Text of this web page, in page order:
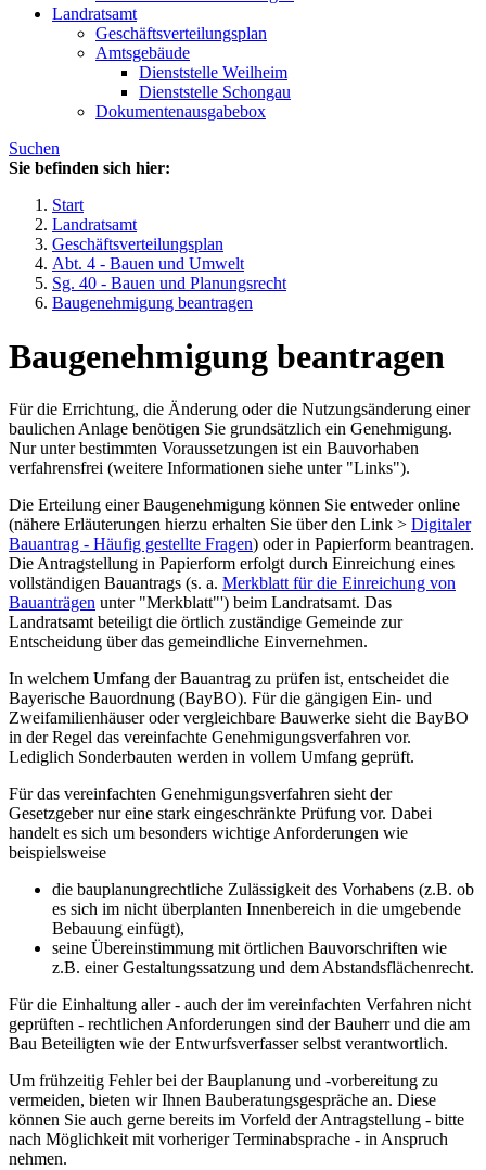
Landratsamt
Geschäftsverteilungsplan
Amtsgebäude
Dienststelle Weilheim
Dienststelle Schongau
Dokumentenausgabebox
Suchen
Sie befinden sich hier:
Start
Landratsamt
Geschäftsverteilungsplan
Abt. 4 - Bauen und Umwelt
Sg. 40 - Bauen und Planungsrecht
Baugenehmigung beantragen
Baugenehmigung beantragen
Für die Errichtung, die Änderung oder die Nutzungsänderung einer
baulichen Anlage benötigen Sie grundsätzlich ein Genehmigung.
Nur unter bestimmten Voraussetzungen ist ein Bauvorhaben
verfahrensfrei (weitere Informationen siehe unter "Links").
Die Erteilung einer Baugenehmigung können Sie entweder online
(nähere Erläuterungen hierzu erhalten Sie über den Link > Digitaler
Bauantrag - Häufig gestellte Fragen) oder in Papierform beantragen.
Die Antragstellung in Papierform erfolgt durch Einreichung eines
vollständigen Bauantrags (s. a. Merkblatt für die Einreichung von
Bauanträgen unter "Merkblatt"') beim Landratsamt. Das
Landratsamt beteiligt die örtlich zuständige Gemeinde zur
Entscheidung über das gemeindliche Einvernehmen.
In welchem Umfang der Bauantrag zu prüfen ist, entscheidet die
Bayerische Bauordnung (BayBO). Für die gängigen Ein- und
Zweifamilienhäuser oder vergleichbare Bauwerke sieht die BayBO
in der Regel das vereinfachte Genehmigungsverfahren vor.
Lediglich Sonderbauten werden in vollem Umfang geprüft.
Für das vereinfachten Genehmigungsverfahren sieht der
Gesetzgeber nur eine stark eingeschränkte Prüfung vor. Dabei
handelt es sich um besonders wichtige Anforderungen wie
beispielsweise
die bauplanungrechtliche Zulässigkeit des Vorhabens (z.B. ob
es sich im nicht überplanten Innenbereich in die umgebende
Bebauung einfügt),
seine Übereinstimmung mit örtlichen Bauvorschriften wie
z.B. einer Gestaltungssatzung und dem Abstandsflächenrecht.
Für die Einhaltung aller - auch der im vereinfachten Verfahren nicht
geprüften - rechtlichen Anforderungen sind der Bauherr und die am
Bau Beteiligten wie der Entwurfsverfasser selbst verantwortlich.
Um frühzeitig Fehler bei der Bauplanung und -vorbereitung zu
vermeiden, bieten wir Ihnen Bauberatungsgespräche an. Diese
können Sie auch gerne bereits im Vorfeld der Antragstellung - bitte
nach Möglichkeit mit vorheriger Terminabsprache - in Anspruch
nehmen.